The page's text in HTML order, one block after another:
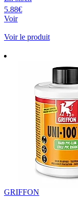
5.88€
Voir
Voir le produit
GRIFFON